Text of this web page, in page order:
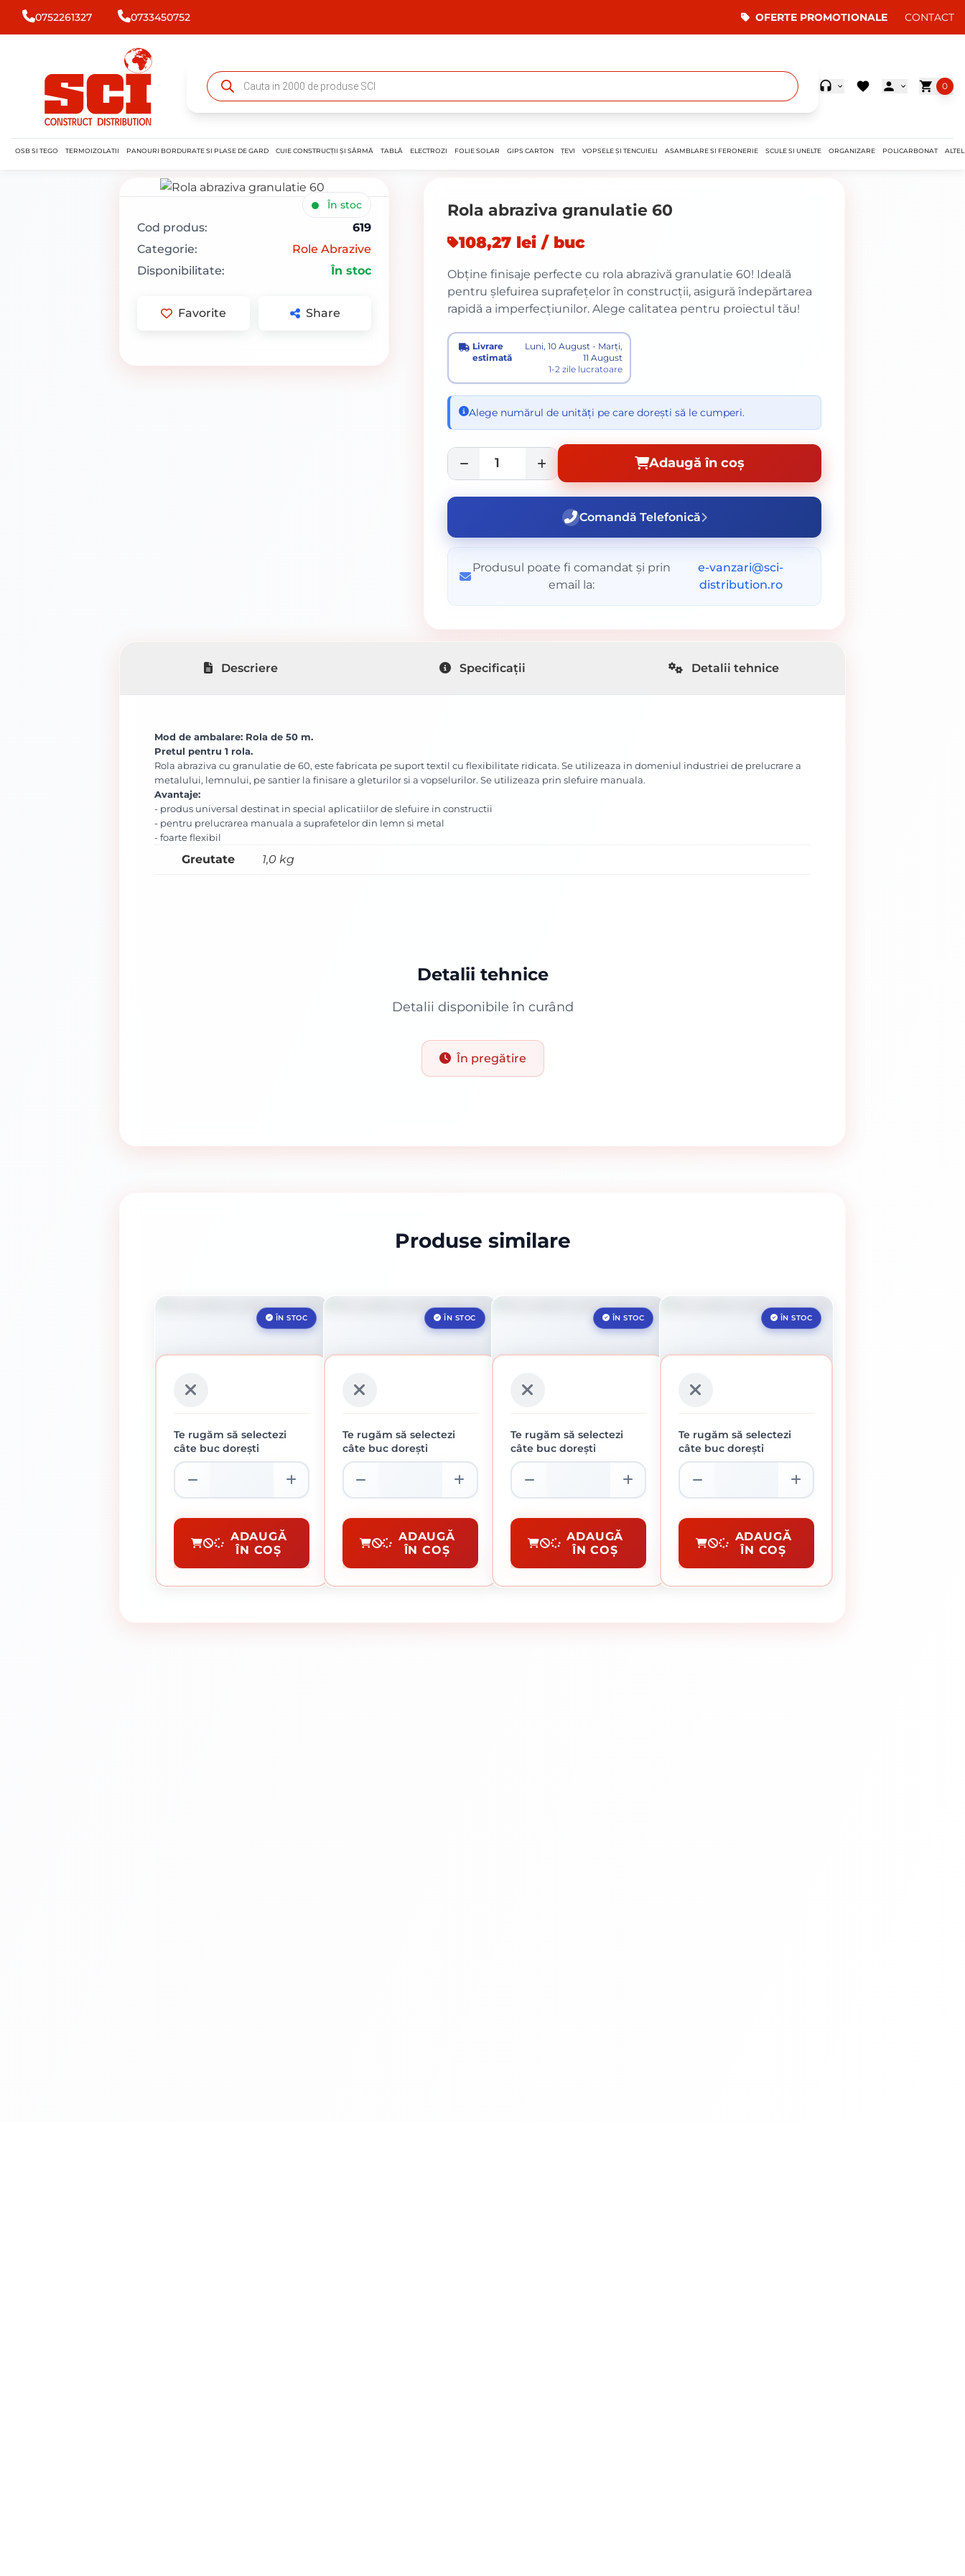
0752261327 0733450752 OFERTE PROMOTIONALE CONTACT
0
OSB SI TEGO TERMOIZOLATII PANOURI BORDURATE SI PLASE DE GARD CUIE CONSTRUCȚII ȘI SÂRMĂ TABLĂ ELECTROZI FOLIE SOLAR GIPS CARTON ȚEVI VOPSELE ȘI TENCUIELI ASAMBLARE SI FERONERIE SCULE SI UNELTE ORGANIZARE POLICARBONAT
În stoc
Cod produs:
619
Categorie:
Role Abrazive
Disponibilitate:
În stoc
Favorite Share
Rola abraziva granulatie 60
108,27 lei / buc
Obține finisaje perfecte cu rola abrazivă granulatie 60! Ideală
pentru șlefuirea suprafețelor în construcții, asigură îndepărtarea
rapidă a imperfecțiunilor. Alege calitatea pentru proiectul tău!
Livrare
estimată
Luni, 10 August - Marți,
11 August
1-2 zile lucratoare
Alege numărul de unități pe care dorești să le cumperi.
Adaugă în coș
Comandă Telefonică
Produsul poate fi comandat și prin
email la:
e-vanzari@sci-
distribution.ro
Descriere Specificații Detalii tehnice
Mod de ambalare: Rola de 50 m.
Pretul pentru 1 rola.
Rola abraziva cu granulatie de 60, este fabricata pe suport textil cu flexibilitate ridicata. Se utilizeaza in domeniul industriei de prelucrare a
metalului, lemnului, pe santier la finisare a gleturilor si a vopselurilor. Se utilizeaza prin slefuire manuala.
Avantaje:
- produs universal destinat in special aplicatiilor de slefuire in constructii
- pentru prelucrarea manuala a suprafetelor din lemn si metal
- foarte flexibil
Greutate 1,0 kg
Detalii tehnice
Detalii disponibile în curând
În pregătire
Produse similare
ÎN STOC
ROLA ABRAZIVA
Te rugăm să selectezi
câte buc dorești
ADAUGĂ
ÎN COȘ
ÎN STOC
ROLA ABRAZIVA
Te rugăm să selectezi
câte buc dorești
ADAUGĂ
ÎN COȘ
ÎN STOC
ROLA ABRAZIVA
Te rugăm să selectezi
câte buc dorești
ADAUGĂ
ÎN COȘ
ÎN STOC
ROLA ABRAZIVA
Te rugăm să selectezi
câte buc dorești
ADAUGĂ
ÎN COȘ